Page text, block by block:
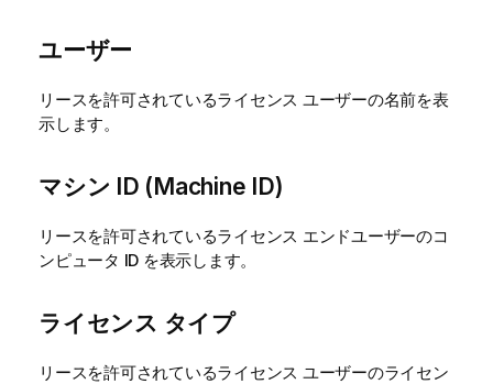
ユーザー
リースを許可されているライセンス ユーザーの名前を表
示します。
マシン ID (Machine ID)
リースを許可されているライセンス エンドユーザーのコ
ンピュータ ID を表示します。
ライセンス タイプ
リースを許可されているライセンス ユーザーのライセン